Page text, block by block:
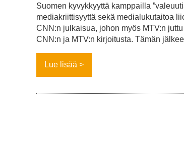
Suomen kyvykkyyttä kamppailla
mediakriittisyyttä sekä medialukutaitoa
CNN:n julkaisua, johon myös MTV:n
CNN:n ja MTV:n kirjoitusta. Tämän
Lue lisää